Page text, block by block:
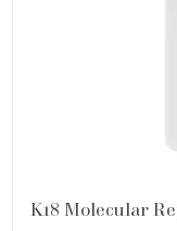
K18 Molecular